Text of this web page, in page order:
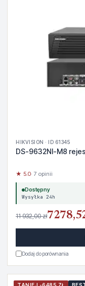
HIKVISION · ID 61345
DS-9632NI-M8
★ 5.0· 7 opinii
Dostępny
Wysyłka 24h
11 932,00 zł
Dodaj do porównania